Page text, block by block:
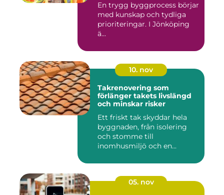
En trygg byggprocess börjar
med kunskap och tydliga
prioriteringar. I Jönköping
ä...
10. nov
Takrenovering som
förlänger takets livslängd
och minskar risker
Ett friskt tak skyddar hela
byggnaden, från isolering
och stomme till
inomhusmiljö och en...
05. nov